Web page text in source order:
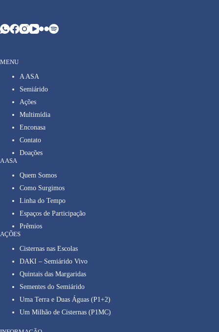
MENU
A ASA
Semiárido
Ações
Multimídia
Enconasa
Contato
Doações
A ASA
Quem Somos
Como Surgimos
Linha do Tempo
Espaços de Participação
Prêmios
AÇÕES
Cisternas nas Escolas
DAKI – Semiárido Vivo
Quintais das Margaridas
Sementes do Semiárido
Uma Terra e Duas Águas (P1+2)
Um Milhão de Cisternas (P1MC)